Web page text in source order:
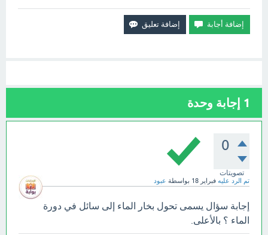
1 إجابة وحدة
0
تصويتات
تم الرد عليه فبراير 18 بواسطة عبود
إجابة سؤال يسمى تحول بخار الماء إلى سائل في دورة
الماء ؟ بالأعلى.